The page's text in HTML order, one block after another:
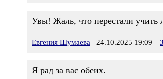
Увы! Жаль, что перестали учить
Евгения Шумаева 24.10.2025 19:09
Я рад за вас обеих.